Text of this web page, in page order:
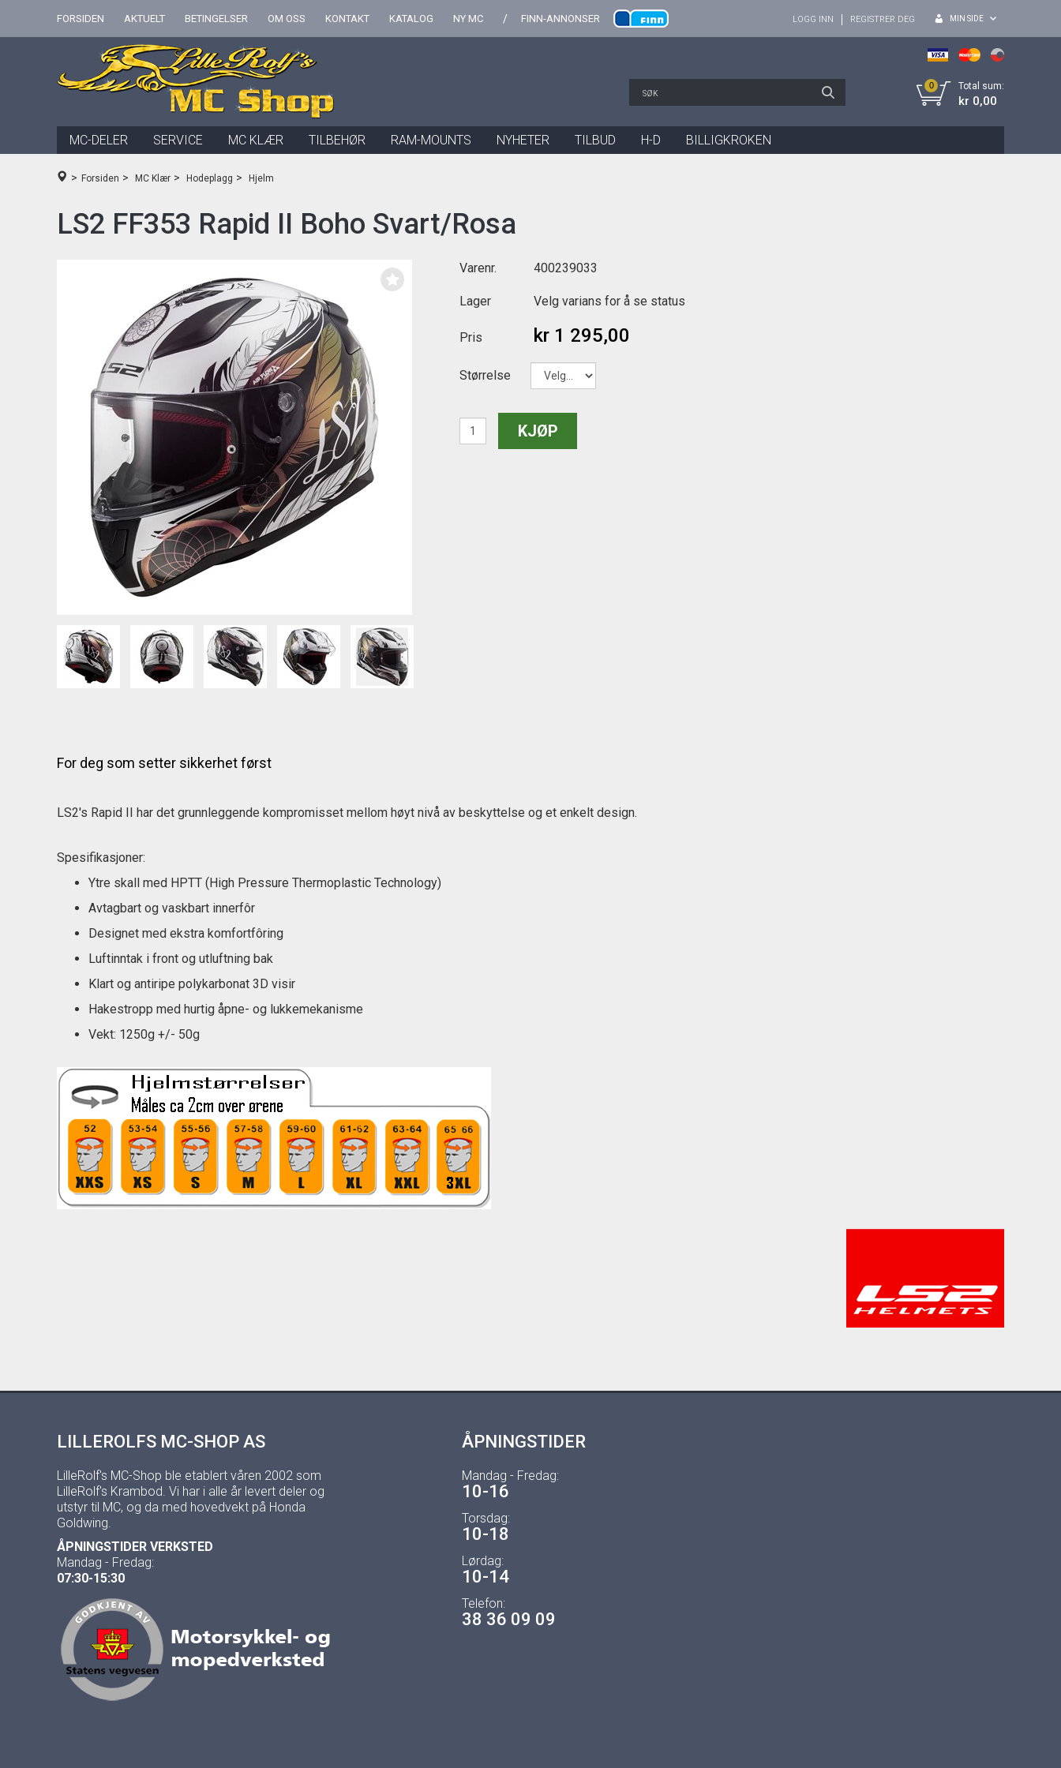
FORSIDEN AKTUELT BETINGELSER OM OSS KONTAKT KATALOG NY MC FINN-ANNONSER MIN SIDE
LOGG INN REGISTRER DEG
0 Total sum:
kr 0,00
MC-DELER SERVICE MC KLÆR TILBEHØR RAM-MOUNTS NYHETER TILBUD H-D BILLIGKROKEN
> Forsiden > MC Klær > Hodeplagg > Hjelm
LS2 FF353 Rapid II Boho Svart/Rosa
Varenr. 400239033
Lager Velg varians for å se status
Pris kr 1 295,00
Størrelse
For deg som setter sikkerhet først
LS2's Rapid II har det grunnleggende kompromisset mellom høyt nivå av beskyttelse og et enkelt design.
Spesifikasjoner:
Ytre skall med HPTT (High Pressure Thermoplastic Technology)
Avtagbart og vaskbart innerfôr
Designet med ekstra komfortfôring
Luftinntak i front og utluftning bak
Klart og antiripe polykarbonat 3D visir
Hakestropp med hurtig åpne- og lukkemekanisme
Vekt: 1250g +/- 50g
LILLEROLFS MC-SHOP AS
LilleRolf's MC-Shop ble etablert våren 2002 som
LilleRolf's Krambod. Vi har i alle år levert deler og
utstyr til MC, og da med hovedvekt på Honda
Goldwing.
ÅPNINGSTIDER VERKSTED
Mandag - Fredag:
07:30-15:30
ÅPNINGSTIDER
Mandag - Fredag:
10-16
Torsdag:
10-18
Lørdag:
10-14
Telefon:
38 36 09 09